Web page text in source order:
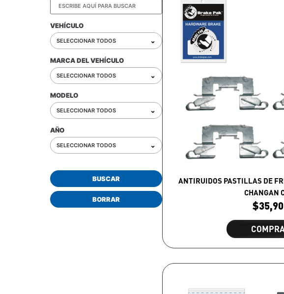
VEHÍCULO
SELECCIONAR TODOS ⌄
MARCA DEL VEHÍCULO
SELECCIONAR TODOS ⌄
MODELO
SELECCIONAR TODOS ⌄
AÑO
SELECCIONAR TODOS ⌄
BUSCAR
BORRAR
ANTIRUIDOS PASTILLAS DE
CHANGAN
$